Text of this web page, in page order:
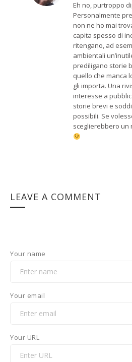
Eh no, purtroppo
Personalmente
non ne ho mai
capita spesso di
ritengano, ad
ambientali
prediligano storie
quello che manca
gli importa. Una
interesse a
storie brevi e
possibili. Se
sceglierebbero un
LEAVE A COMMENT
Your name
Your email
Your URL